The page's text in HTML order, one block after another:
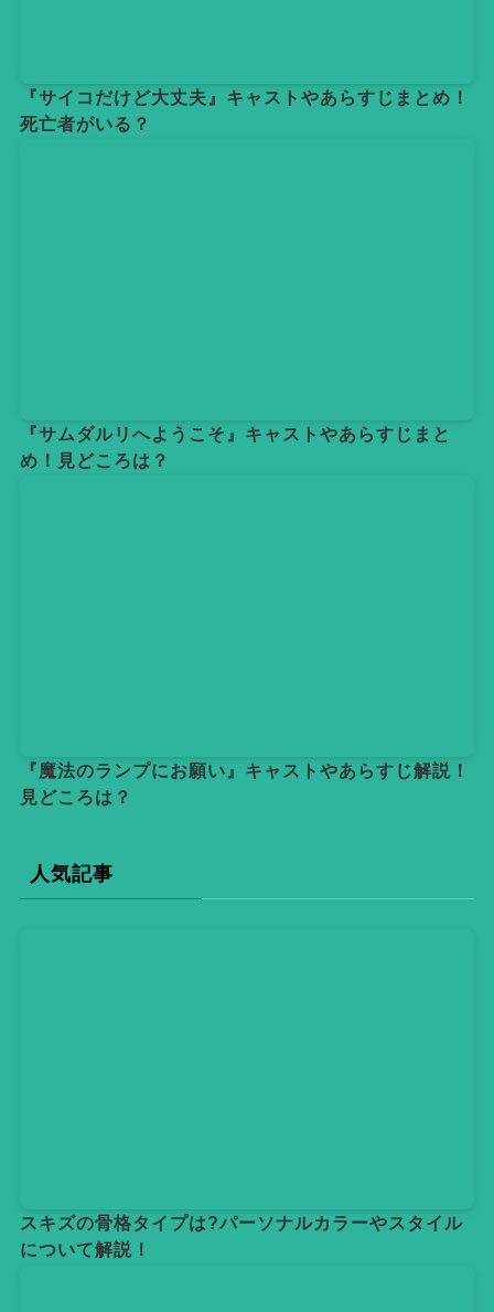
『サイコだけど大丈夫』キャストやあらすじまとめ！
死亡者がいる？
『サムダルリへようこそ』キャストやあらすじまと
め！見どころは？
『魔法のランプにお願い』キャストやあらすじ解説！
見どころは？
人気記事
スキズの骨格タイプは?パーソナルカラーやスタイル
について解説！